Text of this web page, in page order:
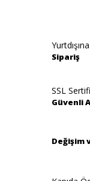
Yurtdışına
Sipariş
SSL
Güvenli
Değişim